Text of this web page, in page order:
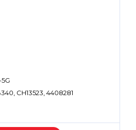
CH13523, 4408281